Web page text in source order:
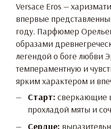
Versace Eros —
впервые
году. Парфюмер
образами
легендой о боге любви
темпераментную и
ярким характером и
Старт: сверкающие
прохладой мяты и
Сердце: